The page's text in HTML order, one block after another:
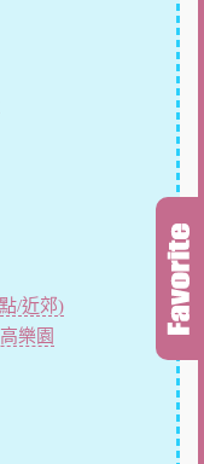
/近郊)
樂園